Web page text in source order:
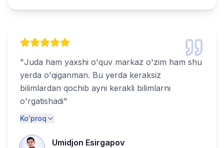
"Juda ham yaxshi o'quv markaz o'zim ham shu
yerda o'qiganman. Bu yerda keraksiz
bilimlardan qochib ayni kerakli bilimlarni
o'rgatishadi"
Ko'proq
Umidjon Esirgapov